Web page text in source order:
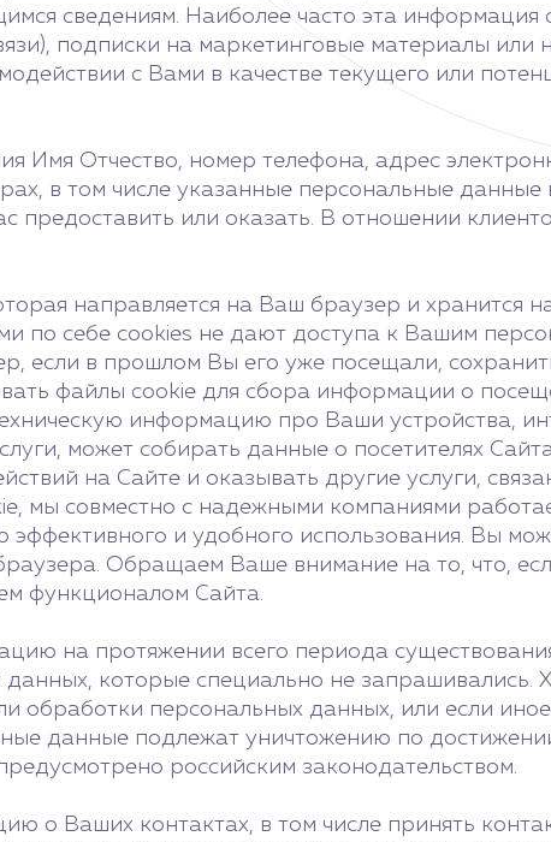
сведениям. Наиболее часто эта информация
подписки на маркетинговые материалы или
с Вами в качестве текущего или
Имя Отчество, номер телефона, адрес
в том числе указанные персональные
предоставить или оказать. В отношении
направляется на Ваш браузер и хранится
по себе cookies не дают доступа к Вашим
если в прошлом Вы его уже посещали,
файлы cookie для сбора информации о
информацию про Ваши устройства,
может собирать данные о посетителях
на Сайте и оказывать другие услуги,
мы совместно с надежными компаниями
и удобного использования. Вы
Обращаем Ваше внимание на то, что,
функционалом Сайта.
на протяжении всего периода
которые специально не
обработки персональных данных, или если
данные подлежат уничтожению по
российским законодательством.
о Ваших контактах, в том числе принять